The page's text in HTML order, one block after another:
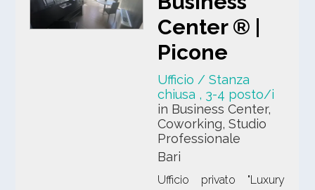
Center ® |
Picone
Ufficio / Stanza
chiusa , 3-4 posto/i
in Business Center,
Coworking, Studio
Professionale
Bari
Ufficio privato "Luxury